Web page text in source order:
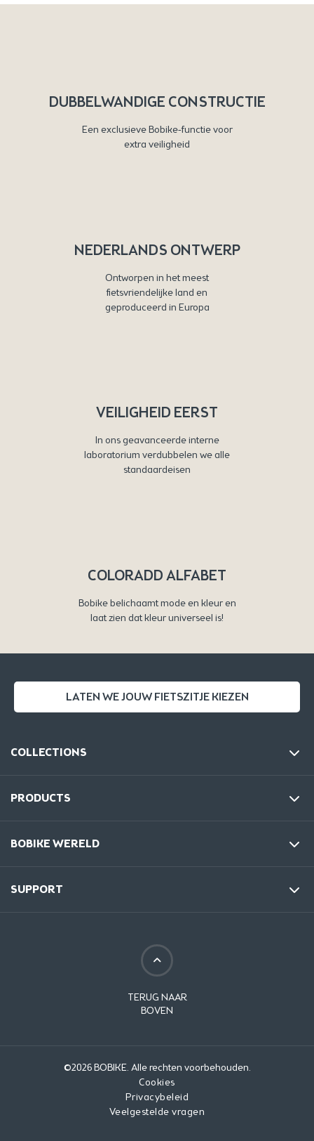
DUBBELWANDIGE CONSTRUCTIE
Een exclusieve Bobike-functie voor
extra veiligheid
NEDERLANDS ONTWERP
Ontworpen in het meest
fietsvriendelijke land en
geproduceerd in Europa
VEILIGHEID EERST
In ons geavanceerde interne
laboratorium verdubbelen we alle
standaardeisen
COLORADD ALFABET
Bobike belichaamt mode en kleur en
laat zien dat kleur universeel is!
LATEN WE JOUW FIETSZITJE KIEZEN
COLLECTIONS
PRODUCTS
BOBIKE WERELD
SUPPORT
TERUG NAAR
BOVEN
©2026 BOBIKE. Alle rechten voorbehouden.
Cookies
Privacybeleid
Veelgestelde vragen